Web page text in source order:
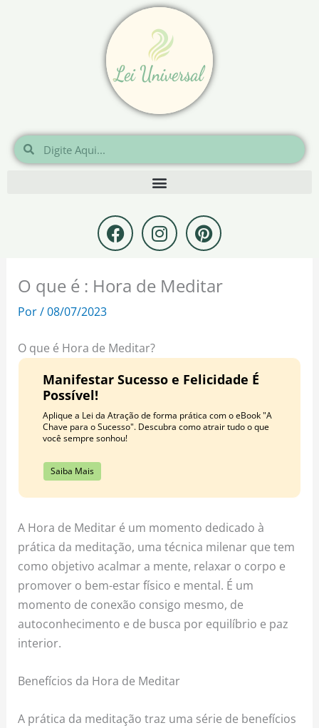
Pesquisar
Pesquisar
F
a
c
e
b
k
I
n
s
t
a
m
P
i
n
t
e
t
O que é : Hora de Meditar
Por/08/07/2023
O que é Hora de Meditar?
Manifestar Sucesso e Felicidade É
Possível!
Aplique a Lei da Atração de forma prática com o eBook "A
Chave para o Sucesso". Descubra como atrair tudo o que
você sempre sonhou!
Saiba Mais
A Hora de Meditar é um momento dedicado à
prática da meditação, uma técnica milenar que tem
como objetivo acalmar a mente, relaxar o corpo e
promover o bem-estar físico e mental. É um
momento de conexão consigo mesmo, de
autoconhecimento e de busca por equilíbrio e paz
interior.
Benefícios da Hora de Meditar
A prática da meditação traz uma série de benefícios